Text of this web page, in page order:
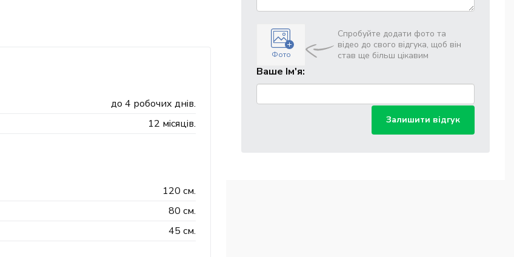
до 4 робочих днів.
12 місяців.
120 см.
80 см.
45 см.
Фото
Спробуйте додати фото та
відео до свого відгука, щоб він
став ще більш цікавим
Ваше Ім'я:
Залишити відгук